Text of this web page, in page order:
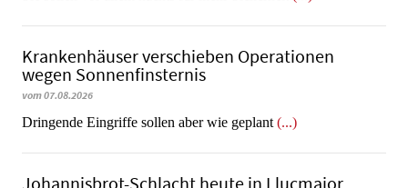
Krankenhäuser verschieben Operationen
wegen Sonnenfinsternis
vom 07.08.2026
Dringende Eingriffe sollen aber wie geplant (...)